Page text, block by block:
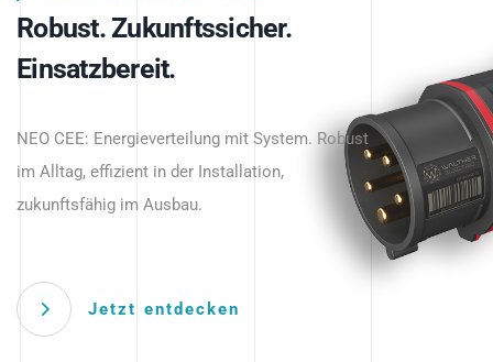
Intelligente Stromverteilung
beginnt hier.
Robust. Zukunftssicher.
Einsatzbereit.
NEO CEE: Energieverteilung mit System. Robust
im Alltag, effizient in der Installation,
zukunftsfähig im Ausbau.
Jetzt entdecken
Intelligenz trifft Energie.
Anwendungen – robust, IP-geschützt und
zukunftsfähig.